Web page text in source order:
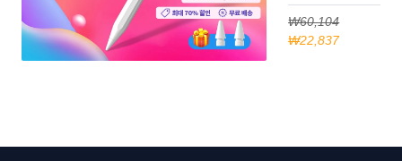
₩60,104
₩22,837